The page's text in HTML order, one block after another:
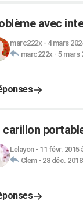
avec
marc222x - 4 mars
marc222x - 5 mars
carillon
Lelayon- 11 févr. 2015
Clem- 28 déc.